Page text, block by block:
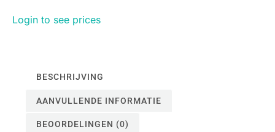
Login to see prices
BESCHRIJVING
AANVULLENDE INFORMATIE
BEOORDELINGEN (0)